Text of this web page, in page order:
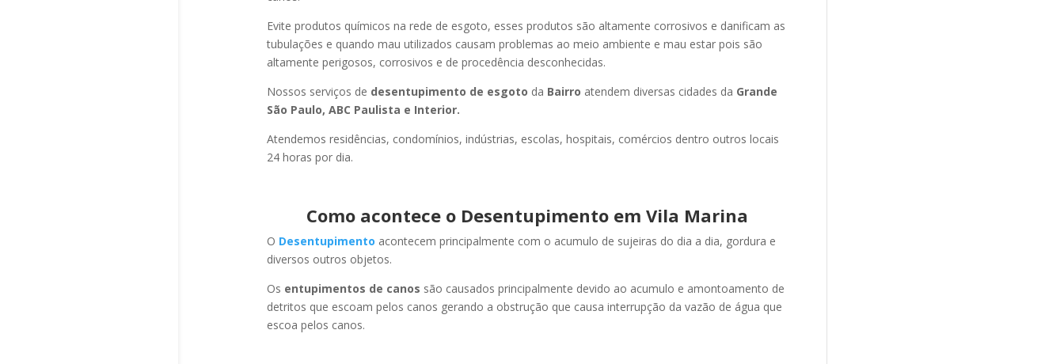
Evite produtos químicos na rede de esgoto, esses produtos são altamente corrosivos e danificam as
tubulações e quando mau utilizados causam problemas ao meio ambiente e mau estar pois são
altamente perigosos, corrosivos e de procedência desconhecidas.
Nossos serviços de desentupimento de esgoto da Bairro atendem diversas cidades da Grande
São Paulo, ABC Paulista e Interior.
Atendemos residências, condomínios, indústrias, escolas, hospitais, comércios dentro outros locais
24 horas por dia.
Como acontece o Desentupimento em Vila Marina
O Desentupimento acontecem principalmente com o acumulo de sujeiras do dia a dia, gordura e
diversos outros objetos.
Os entupimentos de canos são causados principalmente devido ao acumulo e amontoamento de
detritos que escoam pelos canos gerando a obstrução que causa interrupção da vazão de água que
escoa pelos canos.